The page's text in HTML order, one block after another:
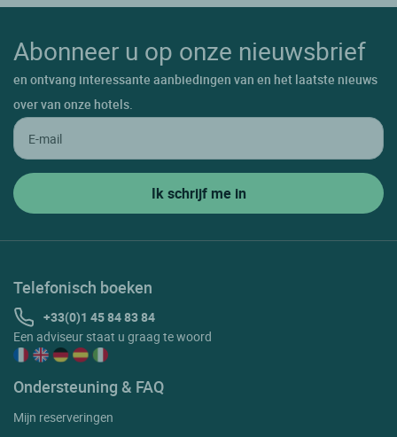
Abonneer u op onze nieuwsbrief
en ontvang interessante aanbiedingen van en het laatste nieuws
over van onze hotels.
Telefonisch boeken
+33(0)1 45 84 83 84
Een adviseur staat u graag te woord
Ondersteuning & FAQ
Mijn reserveringen